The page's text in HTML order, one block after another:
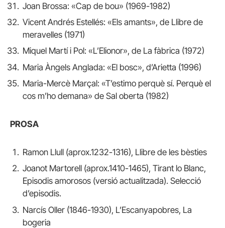
Joan Brossa: «Cap de bou» (1969-1982)
Vicent Andrés Estellés: «Els amants», de Llibre de
meravelles (1971)
Miquel Martí i Pol: «L’Elionor», de La fàbrica (1972)
Maria Àngels Anglada: «El bosc», d’Arietta (1996)
Maria-Mercè Marçal: «T’estimo perquè sí. Perquè el
cos m’ho demana» de Sal oberta (1982)
PROSA
Ramon Llull (aprox.1232-1316), Llibre de les bèsties
Joanot Martorell (aprox.1410-1465), Tirant lo Blanc,
Episodis amorosos (versió actualitzada). Selecció
d’episodis.
Narcís Oller (1846-1930), L’Escanyapobres, La
bogeria